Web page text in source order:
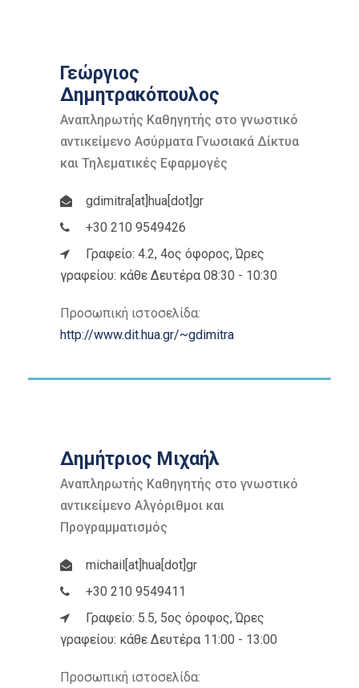
Γεώργιος
Δημητρακόπουλος
Αναπληρωτής Καθηγητής στο γνωστικό
αντικείμενο Ασύρματα Γνωσιακά Δίκτυα
και Τηλεματικές Εφαρμογές
gdimitra[at]hua[dot]gr
+30 210 9549426
Γραφείο: 4.2, 4ος όφορος, Ώρες
γραφείου: κάθε Δευτέρα 08:30 - 10:30
Προσωπική ιστοσελίδα:
http://www.dit.hua.gr/~gdimitra
Δημήτριος Μιχαήλ
Αναπληρωτής Καθηγητής στο γνωστικό
αντικείμενο Αλγόριθμοι και
Προγραμματισμός
michail[at]hua[dot]gr
+30 210 9549411
Γραφείο: 5.5, 5ος όροφος, Ώρες
γραφείου: κάθε Δευτέρα 11:00 - 13:00
Προσωπική ιστοσελίδα: